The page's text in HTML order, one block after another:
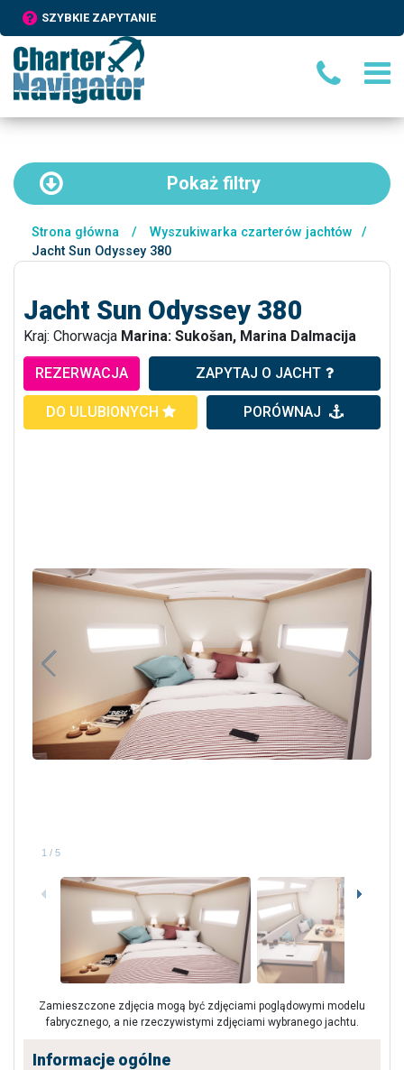
SZYBKIE ZAPYTANIE
Pokaż filtry
Strona główna / Wyszukiwarka czarterów jachtów
/
Jacht Sun Odyssey 380
Jacht Sun Odyssey 380
Kraj: Chorwacja Marina: Sukošan, Marina Dalmacija
REZERWACJA ZAPYTAJ O JACHT
DO ULUBIONYCH PORÓWNAJ
1 / 5
Zamieszczone zdjęcia mogą być zdjęciami poglądowymi modelu
fabrycznego, a nie rzeczywistymi zdjęciami wybranego jachtu.
Informacje ogólne